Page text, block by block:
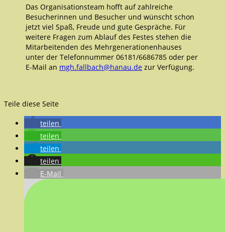
Das Organisationsteam hofft auf zahlreiche
Besucherinnen und Besucher und wünscht schon
jetzt viel Spaß, Freude und gute Gespräche. Für
weitere Fragen zum Ablauf des Festes stehen die
Mitarbeitenden des Mehrgenerationenhauses
unter der Telefonnummer 06181/6686785 oder per
E-Mail an mgh.fallbach@hanau.de zur Verfügung.
Teile diese Seite
teilen
teilen
teilen
teilen
E-Mail